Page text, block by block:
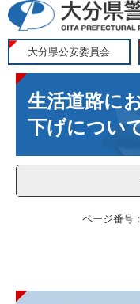
ペ
ジ
の
メ
ュ
ー
大分県公安委員会
本
文生活道路に
下げについ
ページ番号